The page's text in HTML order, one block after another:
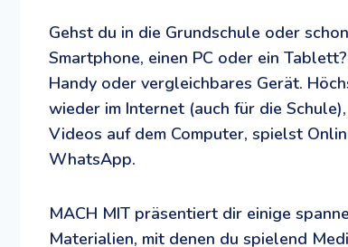
Gehst du in die Grundschule oder
Smartphone, einen PC oder ein
Handy oder vergleichbares Gerät.
wieder im Internet (auch für die
Videos auf dem Computer, spielst
WhatsApp.
MACH MIT präsentiert dir einige
Materialien, mit denen du spielend